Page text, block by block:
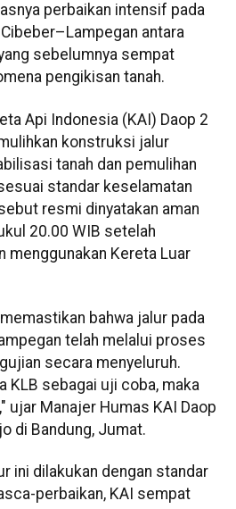
perbaikan intensif pada
antara
sebelumnya sempat
pengikisan tanah.
Api Indonesia (KAI) Daop 2
konstruksi jalur
tanah dan pemulihan
standar keselamatan
resmi dinyatakan aman
20.00 WIB setelah
menggunakan Kereta Luar
bahwa jalur pada
telah melalui proses
secara menyeluruh.
KLB sebagai uji coba, maka
ujar Manajer Humas KAI Daop
di Bandung, Jumat.
ini dilakukan dengan standar
perbaikan, KAI sempat